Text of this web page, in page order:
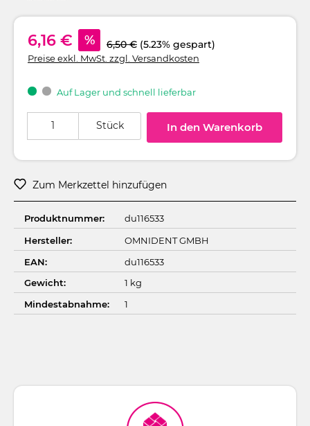
6,16 € % 6,50 € (5.23% gespart)
Preise exkl. MwSt. zzgl. Versandkosten
Auf Lager und schnell lieferbar
Stück In den Warenkorb
Zum Merkzettel hinzufügen
Produktnummer:
du116533
Hersteller:
OMNIDENT GMBH
EAN:
du116533
Gewicht:
1 kg
Mindestabnahme:
1